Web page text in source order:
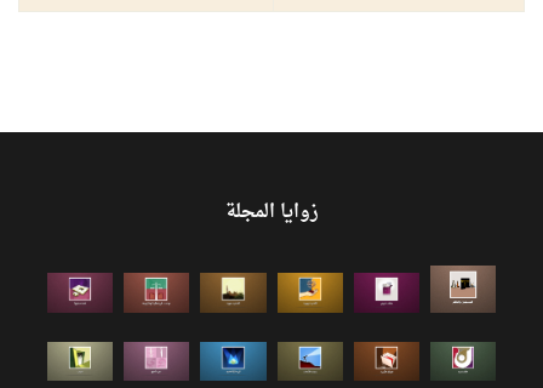
زوايا المجلة